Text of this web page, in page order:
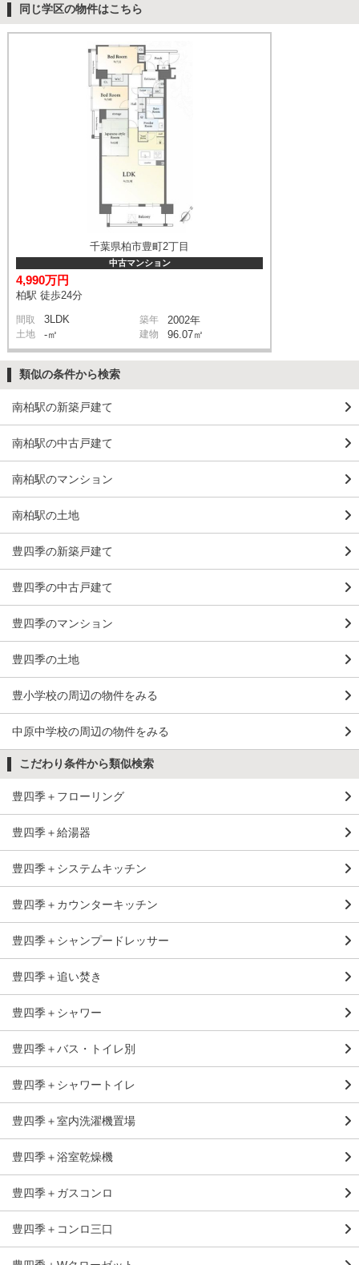
同じ学区の物件はこちら
千葉県柏市豊町2丁目
中古マンション
4,990万円
柏駅 徒歩24分
間取 3LDK 築年 2002年
土地 -㎡ 建物 96.07㎡
類似の条件から検索
南柏駅の新築戸建て
南柏駅の中古戸建て
南柏駅のマンション
南柏駅の土地
豊四季の新築戸建て
豊四季の中古戸建て
豊四季のマンション
豊四季の土地
豊小学校の周辺の物件をみる
中原中学校の周辺の物件をみる
こだわり条件から類似検索
豊四季＋フローリング
豊四季＋給湯器
豊四季＋システムキッチン
豊四季＋カウンターキッチン
豊四季＋シャンプードレッサー
豊四季＋追い焚き
豊四季＋シャワー
豊四季＋バス・トイレ別
豊四季＋シャワートイレ
豊四季＋室内洗濯機置場
豊四季＋浴室乾燥機
豊四季＋ガスコンロ
豊四季＋コンロ三口